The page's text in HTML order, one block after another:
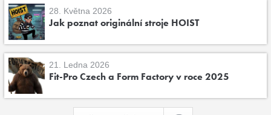
28. Května 2026
Jak poznat originální stroje HOIST
21. Ledna 2026
Fit-Pro Czech a Form Factory v roce 2025